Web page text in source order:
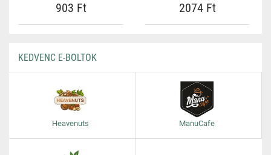
903 Ft 2074 Ft
KEDVENC E-BOLTOK
Heavenuts ManuCafe